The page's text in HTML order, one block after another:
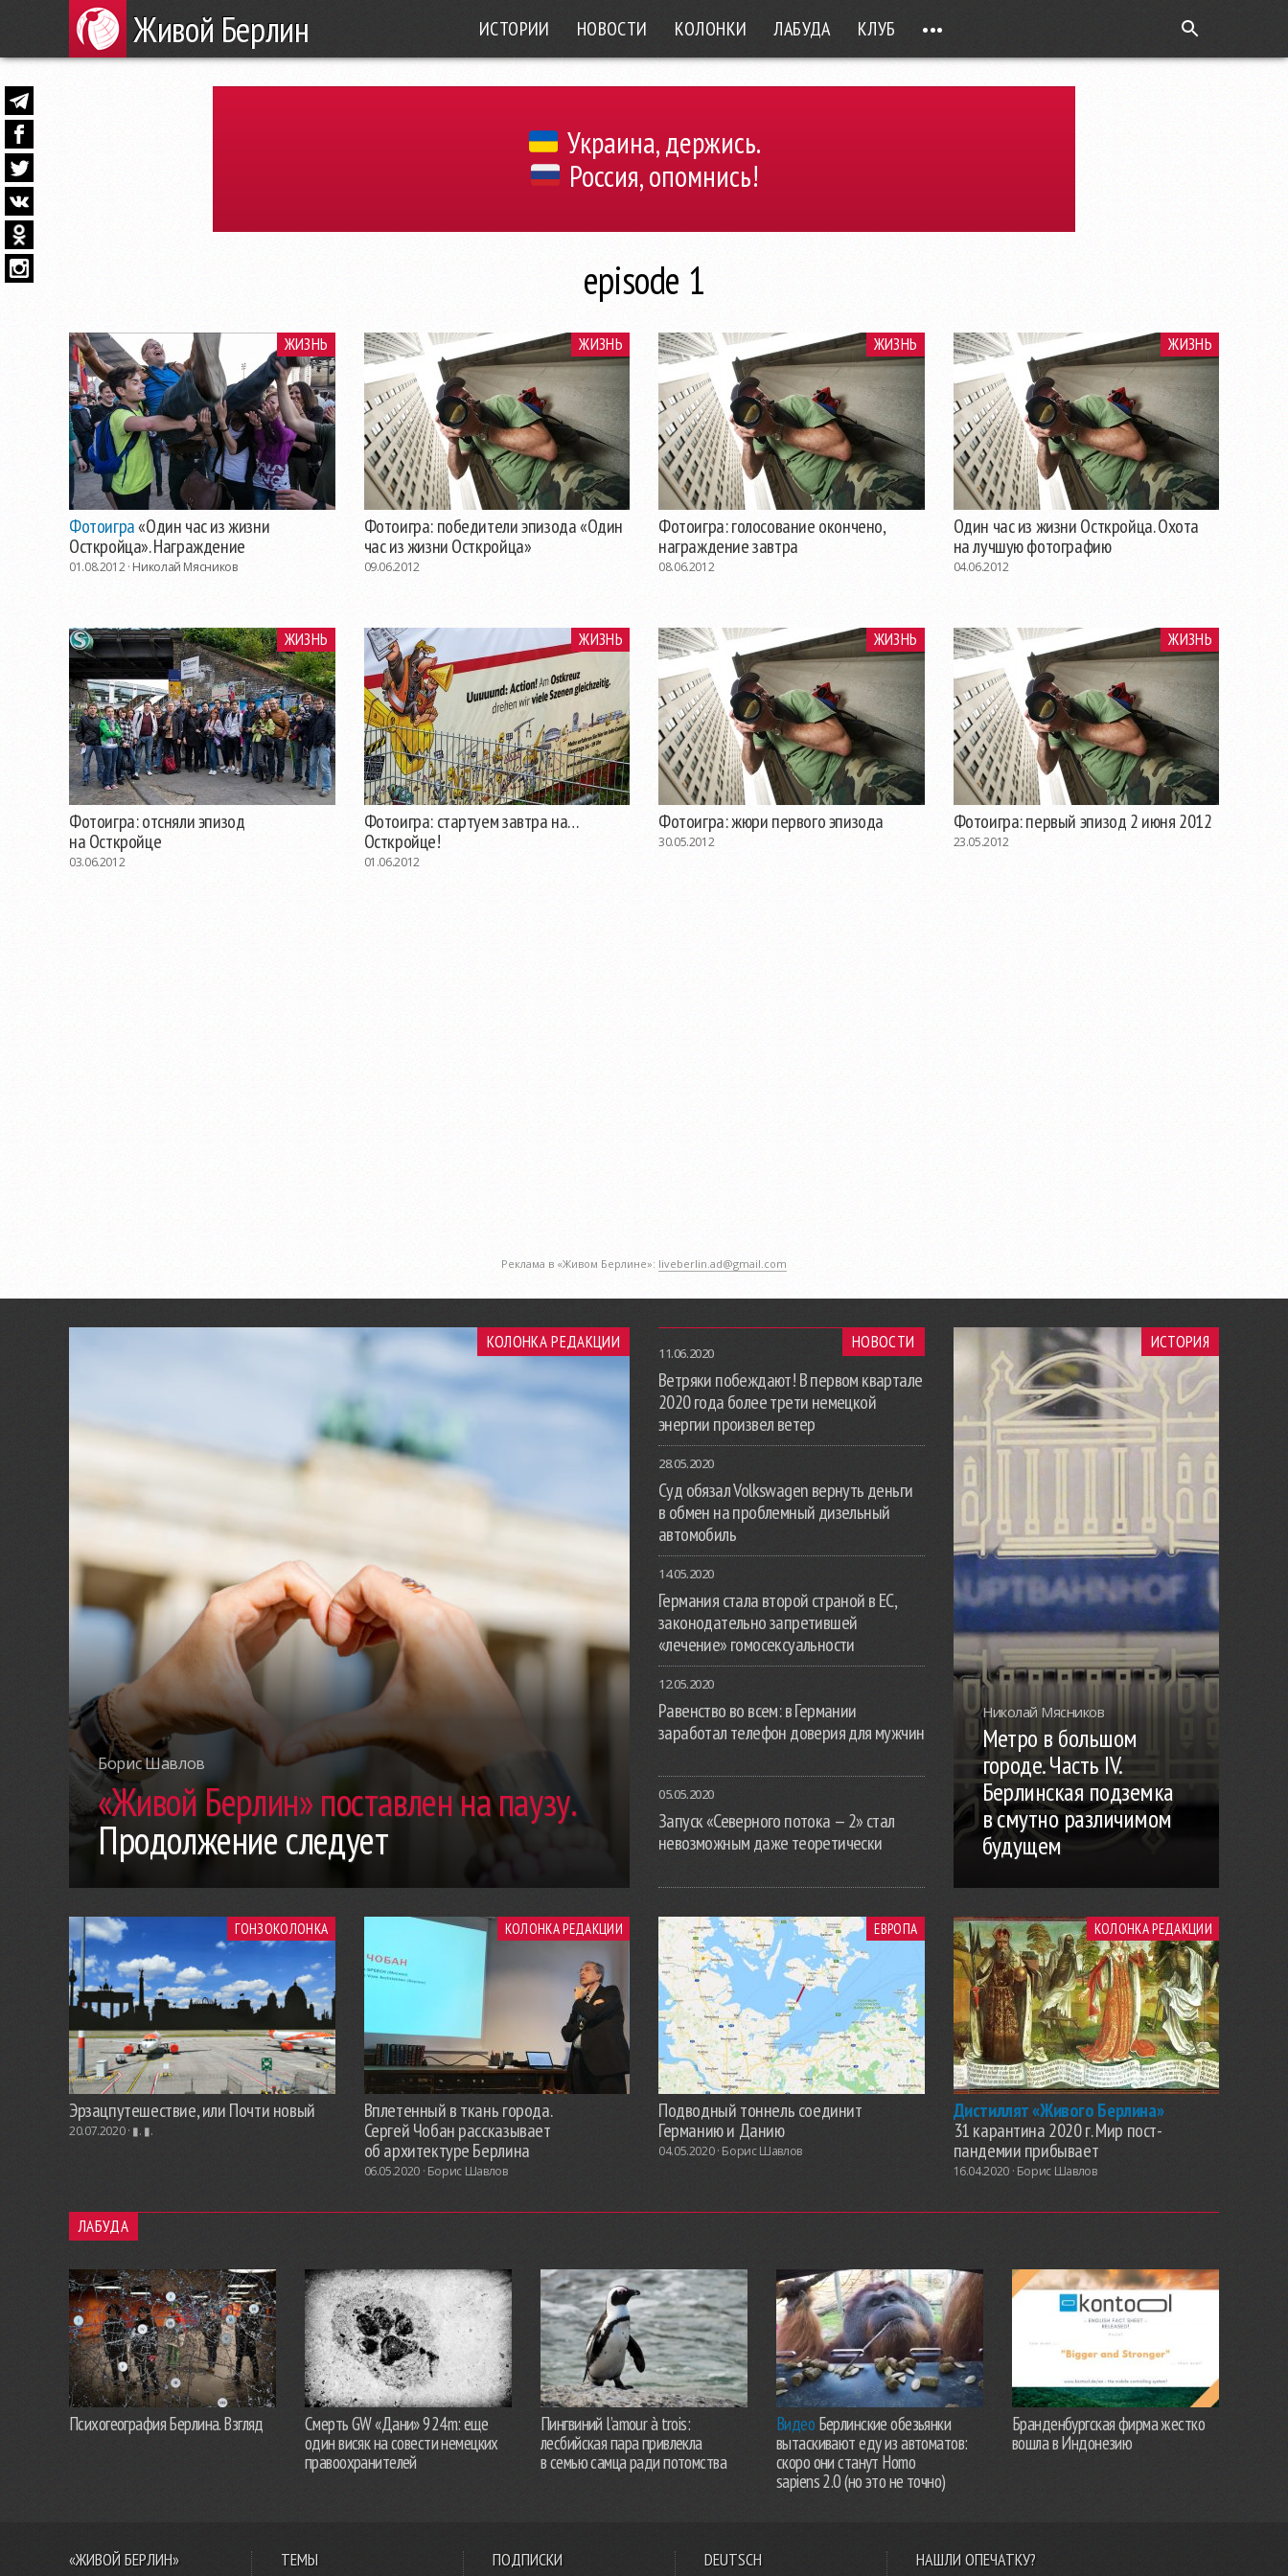
Живой Берлин ИСТОРИИ НОВОСТИ КОЛОНКИ ЛАБУДА КЛУБ •••
ВОЙТИ
Украина, держись.
Россия, опомнись!
episode 1
ЖИЗНЬ
Фотоигра«Один час из жизни
Осткройца». Награждение
01.08.2012 ·Николай Мясников
ЖИЗНЬ
Фотоигра: победители эпизода «Один
час из жизни Осткройца»
09.06.2012
ЖИЗНЬ
Фотоигра: голосование окончено,
награждение завтра
08.06.2012
ЖИЗНЬ
Один час из жизни Осткройца. Охота
на лучшую фотографию
04.06.2012
ЖИЗНЬ
Фотоигра: отсняли эпизод
на Осткройце
03.06.2012
ЖИЗНЬ
Фотоигра: стартуем завтра на…
Осткройце!
01.06.2012
ЖИЗНЬ
Фотоигра: жюри первого эпизода
30.05.2012
ЖИЗНЬ
Фотоигра: первый эпизод 2 июня 2012
23.05.2012
Реклама в «Живом Берлине»: liveberlin.ad@gmail.com
КОЛОНКА РЕДАКЦИИ
Борис Шавлов
«Живой Берлин» поставлен на паузу.
Продолжение следует
НОВОСТИ
11.06.2020
Ветряки побеждают! В первом квартале
2020 года более трети немецкой
энергии произвел ветер
28.05.2020
Суд обязал Volkswagen вернуть деньги
в обмен на проблемный дизельный
автомобиль
14.05.2020
Германия стала второй страной в ЕС,
законодательно запретившей
«лечение» гомосексуальности
12.05.2020
Равенство во всем: в Германии
заработал телефон доверия для мужчин
05.05.2020
Запуск «Северного потока — 2» стал
невозможным даже теоретически
ИСТОРИЯ
Николай Мясников
Метро в большом
городе. Часть IV.
Берлинская подземка
в смутно различимом
будущем
ГОНЗОКОЛОНКА
Эрзацпутешествие, или Почти новый
20.07.2020 · ▮. ▮.
КОЛОНКА РЕДАКЦИИ
Вплетенный в ткань города.
Сергей Чобан рассказывает
об архитектуре Берлина
06.05.2020 · Борис Шавлов
ЕВРОПА
Подводный тоннель соединит
Германию и Данию
04.05.2020 · Борис Шавлов
КОЛОНКА РЕДАКЦИИ
Дистиллят «Живого Берлина»
31 карантина 2020 г. Мир пост-
пандемии прибывает
16.04.2020 · Борис Шавлов
ЛАБУДА
Психогеография Берлина. Взгляд
Смерть GW «Дани» 924m: еще
один висяк на совести немецких
правоохранителей
Пингвиний l’amour à trois:
лесбийская пара привлекла
в семью самца ради потомства
Видео Берлинские обезьянки
вытаскивают еду из автоматов:
скоро они станут Homo
sapiens 2.0 (но это не точно)
Бранденбургская фирма жестко
вошла в Индонезию
«ЖИВОЙ БЕРЛИН» ТЕМЫ ПОДПИСКИ DEUTSCH НАШЛИ ОПЕЧАТКУ?